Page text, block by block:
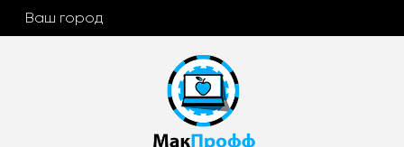
Ваш город